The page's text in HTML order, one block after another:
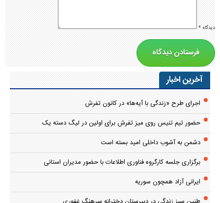
دیدگاه*
آخرین اخبار
اجرای طرح «زندگی با آیه‌ها» در کانون تفرش
حضور تیم تنیس روی میز تفرش برای اولین در لیگ دسته یک
دشمن به آشوب داخلی امید بسته است
برگزاری جلسه کارگروه فناوری اطلاعات با حضور مدیران استانی
ایرانی آزاد همچون سوریه